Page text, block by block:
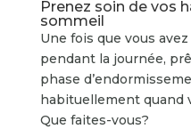
Prenez soin de vos
sommeil
Une fois que vous
pendant la journée,
phase
habituellement quand
Que faites-vous?